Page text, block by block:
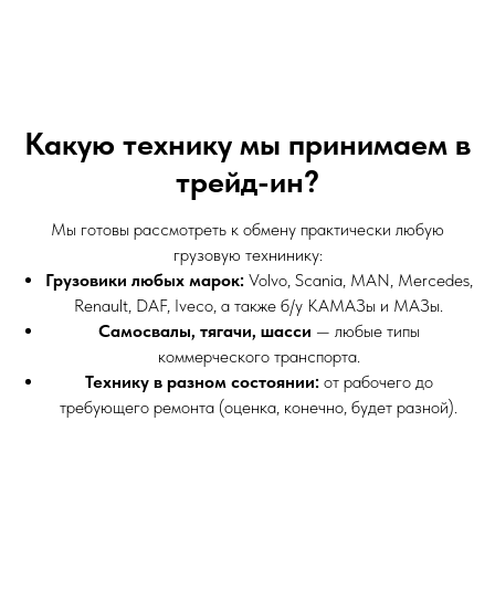
Какую технику мы принимаем в
трейд-ин?
Мы готовы рассмотреть к обмену практически любую
грузовую технинику:
Грузовики любых марок:Volvo, Scania, MAN, Mercedes,
Renault, DAF, Iveco, а также б/у КАМАЗы и МАЗы.
Самосвалы, тягачи, шасси — любые типы
коммерческого транспорта.
Технику в разном состоянии:от рабочего до
требующего ремонта (оценка, конечно, будет разной).